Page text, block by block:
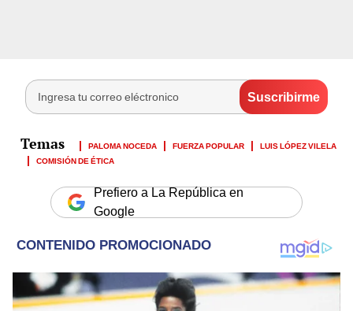
PALOMA NOCEDA FUERZA POPULAR
LUIS LÓPEZ VILELA
COMISIÓN DE ÉTICA
Prefiero a La República en
Google